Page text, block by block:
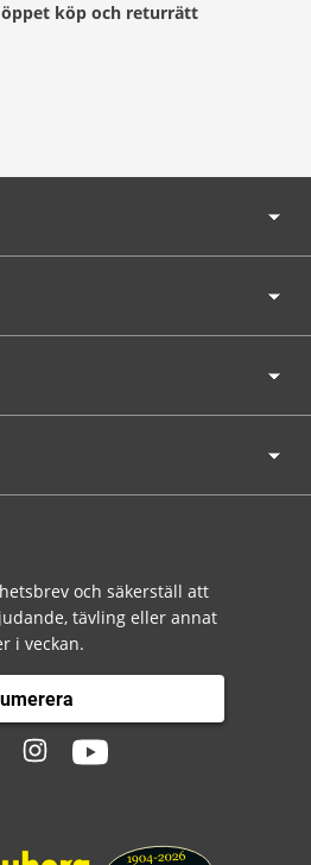
öppet köp och returrätt
och säkerställ att
tävling eller annat
i veckan.